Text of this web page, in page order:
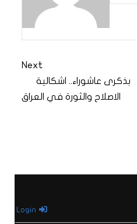
Next
بذكرى عاشوراء.. اشكالية
الاصلاح والثورة في العراق